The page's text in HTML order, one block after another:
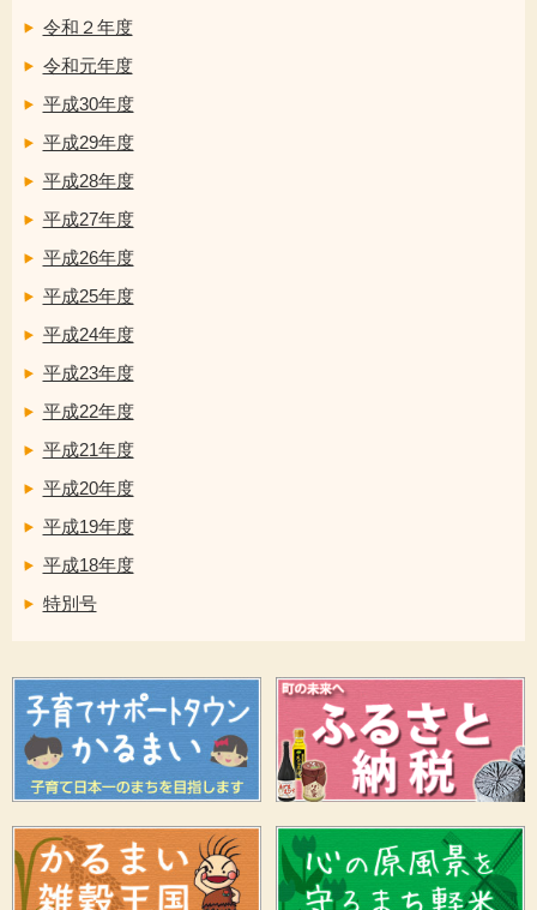
令和２年度
令和元年度
平成30年度
平成29年度
平成28年度
平成27年度
平成26年度
平成25年度
平成24年度
平成23年度
平成22年度
平成21年度
平成20年度
平成19年度
平成18年度
特別号